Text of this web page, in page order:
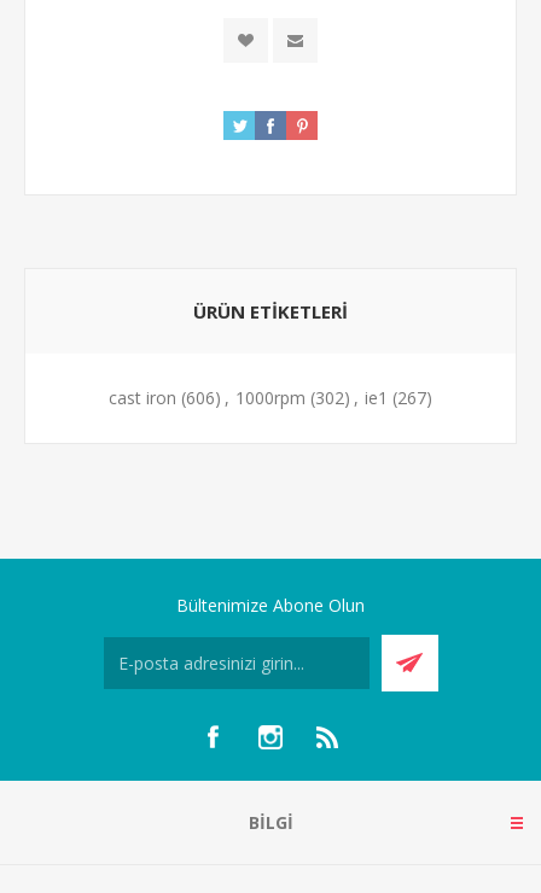
ÜRÜN ETIKETLERI
cast iron (606) , 1000rpm (302) , ie1 (267)
Bültenimize Abone Olun
BILGI